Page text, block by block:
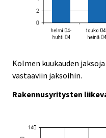
Kolmen kuukauden
vastaaviin jaksoihin.
Rakennusyritysten